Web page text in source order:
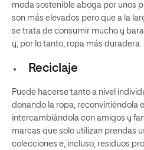
moda sostenible aboga por unos
son más elevados pero que a la
se trata de consumir mucho y
y, por lo tanto, ropa más duradera.
Reciclaje
Puede hacerse tanto a nivel
donando la ropa, reconvirtiéndola
intercambiándola con amigos y
marcas que solo utilizan prendas
colecciones e, incluso, residuos